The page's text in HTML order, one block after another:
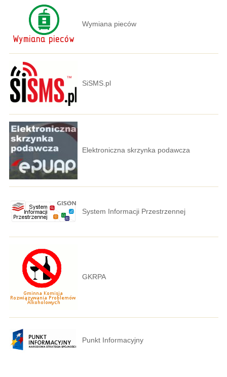
Wymiana pieców
SiSMS.pl
Elektroniczna skrzynka podawcza
System Informacji Przestrzennej
GKRPA
Punkt Informacyjny